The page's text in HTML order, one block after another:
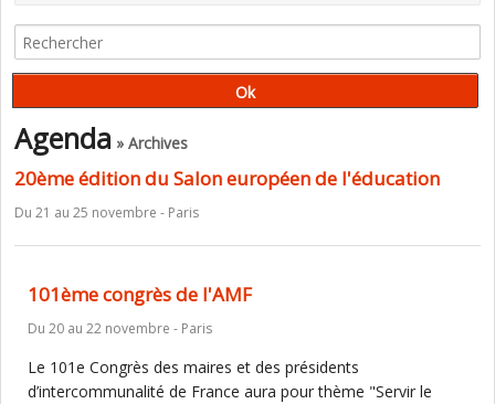
Agenda » Archives
20ème édition du Salon européen de l'éducation
Du 21 au 25 novembre - Paris
101ème congrès de l'AMF
Du 20 au 22 novembre - Paris
Le 101e Congrès des maires et des présidents
d’intercommunalité de France aura pour thème "Servir le